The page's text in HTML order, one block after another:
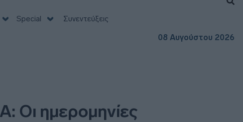
Special
Συνεντεύξεις
08 Αυγούστου 2026
ημερομηνίες